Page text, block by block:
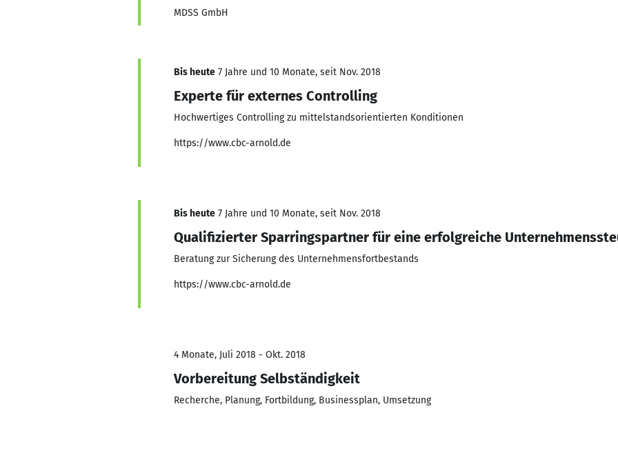
MDSS GmbH
Bis heute 7 Jahre und 10 Monate, seit Nov. 2018
Experte für externes Controlling
Hochwertiges Controlling zu mittelstandsorientierten Konditionen
https://www.cbc-arnold.de
Bis heute 7 Jahre und 10 Monate, seit Nov. 2018
Qualifizierter Sparringspartner für eine erfolgreiche
Beratung zur Sicherung des Unternehmensfortbestands
https://www.cbc-arnold.de
4 Monate, Juli 2018 - Okt. 2018
Vorbereitung Selbständigkeit
Recherche, Planung, Fortbildung, Businessplan, Umsetzung